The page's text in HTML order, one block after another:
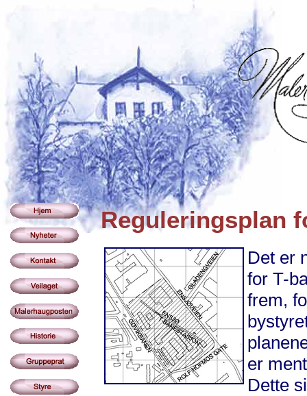
Reguleringsplan
Det er
for T-
frem,
er
Dette